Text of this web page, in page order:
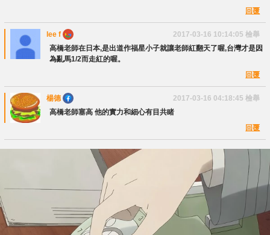
回覆
lee f 2017-03-16 10:14:05 檢舉
高橋老師在日本,是出道作福星小子就讓老師紅翻天了喔,台灣才是因
為亂馬1/2而走紅的喔。
回覆
楊德 2017-03-16 04:18:45 檢舉
高橋老師塞高 他的實力和細心有目共睹
回覆